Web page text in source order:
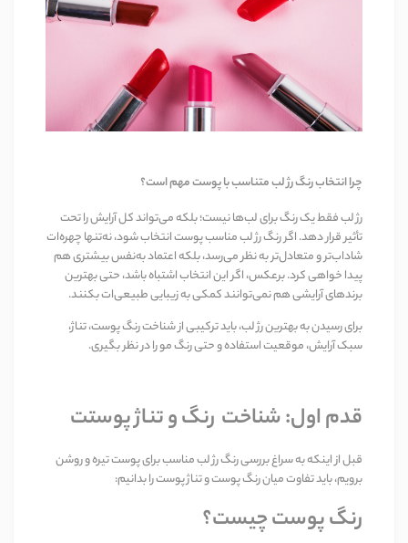
چرا انتخاب رنگ رژ لب متناسب با پوست مهم است؟
رژ لب فقط یک رنگ برای لب‌ها نیست؛ بلکه می‌تواند کل آرایش را تحت
تأثیر قرار دهد. اگر رنگ رژ لب مناسب پوست انتخاب شود، نه‌تنها چهره‌ات
شاداب‌تر و متعادل‌تر به نظر می‌رسد، بلکه اعتماد به‌نفس بیشتری هم
پیدا خواهی کرد. برعکس، اگر این انتخاب اشتباه باشد، حتی بهترین
برندهای آرایشی هم نمی‌توانند کمکی به زیبایی طبیعی‌ات بکنند.
برای رسیدن به بهترین رژ لب، باید ترکیبی از شناخت رنگ پوست، تناژ،
سبک آرایش، موقعیت استفاده و حتی رنگ مو را در نظر بگیری.
قدم اول: شناخت رنگ و تناژ پوستت
قبل از اینکه به سراغ بررسی رنگ رژ لب مناسب برای پوست تیره و روشن
برویم، باید تفاوت میان رنگ پوست و تناژ پوست را بدانیم:
رنگ پوست چیست؟